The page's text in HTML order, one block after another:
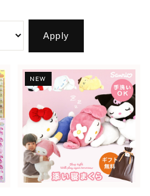
Apply
NEW